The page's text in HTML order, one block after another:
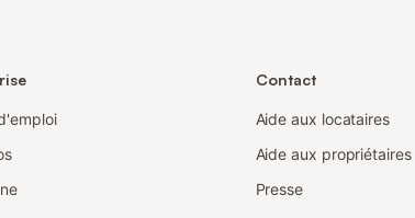
Contact
Aide aux locataires
Aide aux propriétaires
Presse